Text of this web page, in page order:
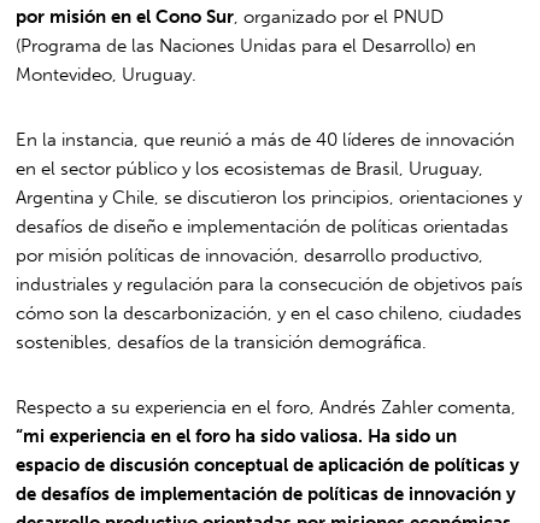
por misión en el Cono Sur , organizado por el PNUD
(Programa de las Naciones Unidas para el Desarrollo) en
Montevideo, Uruguay.
En la instancia, que reunió a más de 40 líderes de innovación
en el sector público y los ecosistemas de Brasil, Uruguay,
Argentina y Chile, se discutieron los principios, orientaciones y
desafíos de diseño e implementación de políticas orientadas
por misión políticas de innovación, desarrollo productivo,
industriales y regulación para la consecución de objetivos país
cómo son la descarbonización, y en el caso chileno, ciudades
sostenibles, desafíos de la transición demográfica.
Respecto a su experiencia en el foro, Andrés Zahler comenta,
“mi experiencia en el foro ha sido valiosa. Ha sido un
espacio de discusión conceptual de aplicación de políticas y
de desafíos de implementación de políticas de innovación y